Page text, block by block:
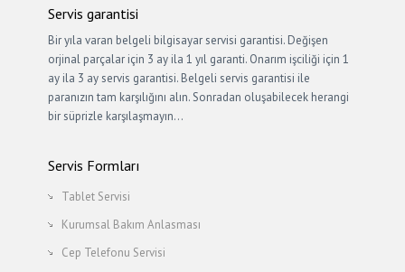
Servis garantisi
Bir yıla varan belgeli bilgisayar servisi garantisi. Değişen
orjinal parçalar için 3 ay ila 1 yıl garanti. Onarım işciliği için 1
ay ila 3 ay servis garantisi. Belgeli servis garantisi ile
paranızın tam karşılığını alın. Sonradan oluşabilecek herangi
bir süprizle karşılaşmayın…
Servis Formları
Tablet Servisi
Kurumsal Bakım Anlasması
Cep Telefonu Servisi